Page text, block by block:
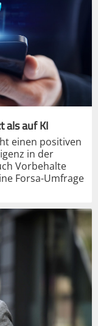
als auf KI
einen positiven
in der
Vorbehalte
Forsa-Umfrage